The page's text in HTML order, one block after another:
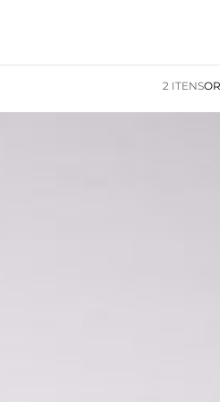
2 ITENS